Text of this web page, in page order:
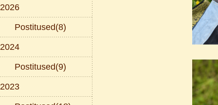
2026
Postitused(8)
2024
Postitused(9)
2023